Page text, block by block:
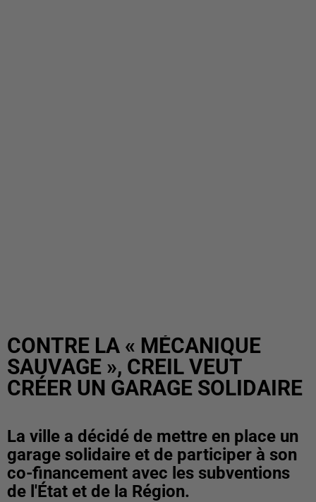
CONTRE LA « MÉCANIQUE
SAUVAGE », CREIL VEUT
CRÉER UN GARAGE SOLIDAIRE
La ville a décidé de mettre en place un
garage solidaire et de participer à son
co-financement avec les subventions
de l'État et de la Région.